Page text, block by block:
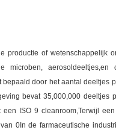
productie of wetenschappelijk
aerosoldeeltjes,en
door het aantal deeltjes
bevat 35,000,000 deeltjes
ISO 9 cleanroom,Terwijl
0In de farmaceutische